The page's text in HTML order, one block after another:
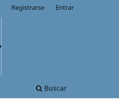
Buscar
Registrarse Entrar